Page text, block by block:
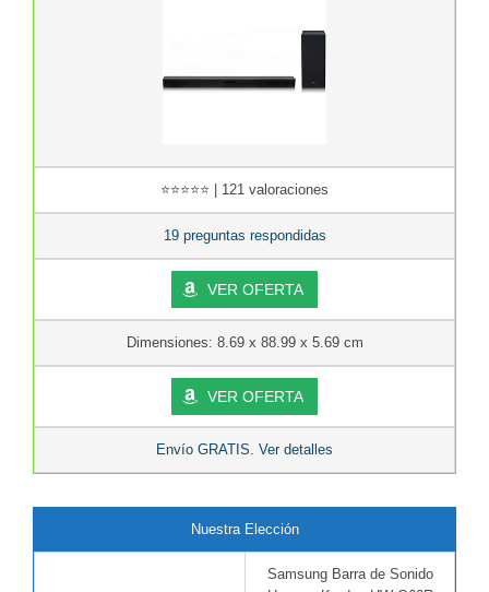
⭐⭐⭐⭐⭐ | 121 valoraciones
19 preguntas respondidas
VER OFERTA
Dimensiones: 8.69 x 88.99 x 5.69 cm
VER OFERTA
Envío GRATIS. Ver detalles
Nuestra Elección
Samsung Barra de Sonido